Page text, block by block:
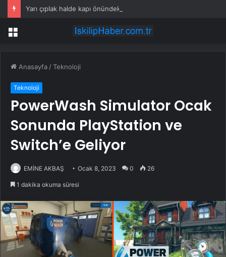
Menü
Anasayfa /Teknoloji
Teknoloji
PowerWash Simulator Ocak
Sonunda PlayStation ve
Switch’e Geliyor
EMİNE AKBAŞ Ocak 8, 2023 0 26
1 dakika okuma süresi